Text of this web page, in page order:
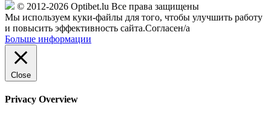
© 2012-2026 Optibet.lu Все права защищены
Мы используем куки-файлы для того, чтобы улучшить работу
и повысить эффективность сайта.Согласен/а
Больше информации
Close
Privacy Overview